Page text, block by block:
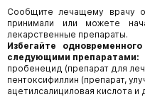
Сообщите лечащему врачу
принимали или можете
лекарственные препараты.
Избегайте
следующими препаратами:
пробенецид (препарат для
пентоксифиллин (препарат,
ацетилсалициловая кислота и